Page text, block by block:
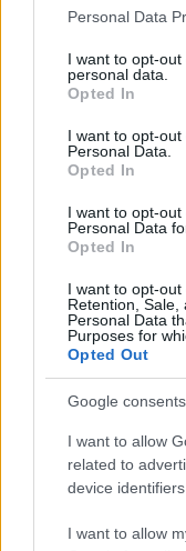
Please note that this
not limited to your
grant or deny
use your data for
consent section.
Personal Data
I want to opt-
personal data.
Opted In
I want to opt-
Personal Data.
Opted In
I want to opt-
Personal Data
Opted In
I want to opt-out
Retention, Sale,
Personal Data
Purposes for
Opted Out
Google consents
I want to allow
related to
device identifiers
I want to allow
Πιο
Βελτιωμένη
Άγιος
μαζικές
το
προσέγγισε
Δήμητρα
«Χρόνια
Μαλδίβες,
Γιώργος
Σεφερλής
είμαι
Σκιάθος:
Πιο